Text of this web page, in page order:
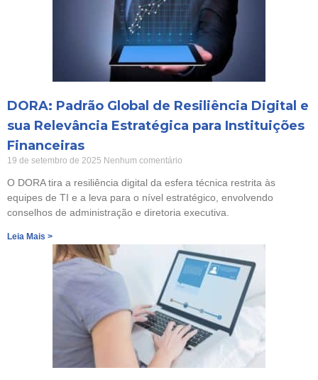
DORA: Padrão Global de Resiliência Digital e
sua Relevância Estratégica para Instituições
Financeiras
19 de setembro de 2025 Nenhum comentário
O DORA tira a resiliência digital da esfera técnica restrita às
equipes de TI e a leva para o nível estratégico, envolvendo
conselhos de administração e diretoria executiva.
Leia Mais >